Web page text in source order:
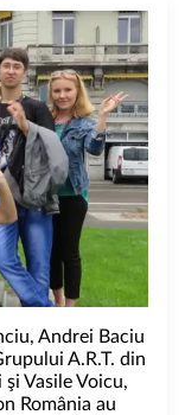
Andrei Baciu
A.R.T. din
Vasile Voicu,
România au